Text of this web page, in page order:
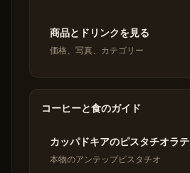
商品とドリンクを見る
価格、写真、カテゴリー
コーヒーと食のガイド
カッパドキアのピスタチオラテ
本物のアンテップピスタチオ